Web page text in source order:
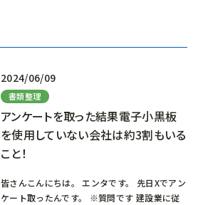
2024/06/09
書類整理
アンケートを取った結果電子小黒板
を使用していない会社は約3割もいる
こと！
皆さんこんにちは。 エンタです。 先日Xでアン
ケート取ったんです。 ※質問です 建設業に従